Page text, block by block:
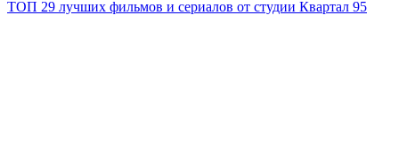
ТОП 29 лучших фильмов и сериалов от студии Квартал 95